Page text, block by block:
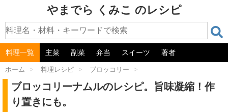
やまでら くみこ のレシピ
料理一覧 主菜 副菜 弁当 スイーツ 著者
ホーム > 料理レシピ > ブロッコリー >
ブロッコリーナムルのレシピ。旨味凝縮！作
り置きにも。